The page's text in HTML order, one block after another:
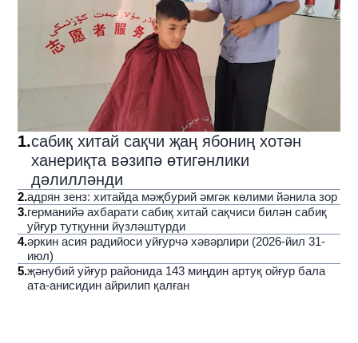
1.сабиқ хитай сақчи җаң ябониң хотән
ханериқта вәзипә өтигәнлики
дәлилләнди
2.адрян зенз: хитайда мәҗбурий әмгәк көлими йәнила зор
3.германийә ахбарати сабиқ хитай сақчиси билән сабиқ
уйғур тутқунни йүзләштүрди
4.әркин асия радийоси уйғурчә хәвәрлири (2026-йил 31-
июл)
5.җәнубий уйғур районида 143 миңдин артуқ ойғур бала
ата-анисидин айрилип қалған